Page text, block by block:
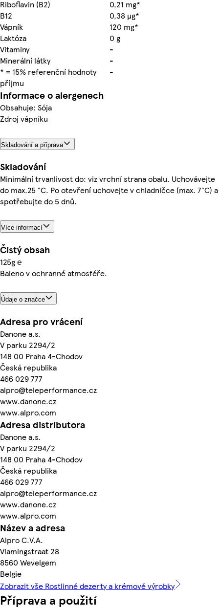
Riboflavin (B2)
0,21 mg*
B12
0,38 µg*
Vápník
120 mg*
Laktóza
0 g
Vitaminy
-
Minerální látky
-
* = 15% referenční hodnoty
příjmu
-
Informace o alergenech
Obsahuje: Sója
Zdroj vápníku
Skladování a příprava
Skladování
Minimální trvanlivost do: viz vrchní strana obalu. Uchovávejte
do max.25 °C. Po otevření uchovejte v chladničce (max. 7°C) a
spotřebujte do 5 dnů.
Více informací
Čistý obsah
125g ℮
Baleno v ochranné atmosféře.
Údaje o značce
Adresa pro vrácení
Danone a.s.
V parku 2294/2
148 00 Praha 4-Chodov
Česká republika
466 029 777
alpro@teleperformance.cz
www.danone.cz
www.alpro.com
Adresa distributora
Danone a.s.
V parku 2294/2
148 00 Praha 4-Chodov
Česká republika
466 029 777
alpro@teleperformance.cz
www.danone.cz
www.alpro.com
Název a adresa
Alpro C.V.A.
Vlamingstraat 28
8560 Wevelgem
Belgie
Zobrazit vše Rostlinné dezerty a krémové výrobky
Příprava a použití